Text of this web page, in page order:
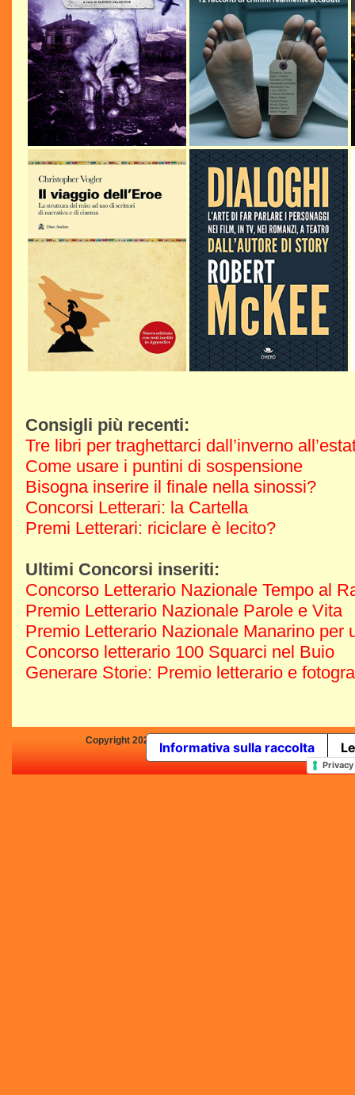
Consigli più recenti:
Tre libri per traghettarci dall’inverno
Come usare i puntini di sospensione
Bisogna inserire il finale nella sinossi?
Concorsi Letterari: la Cartella
Premi Letterari: riciclare è lecito?
Ultimi Concorsi inseriti:
Concorso Letterario Nazionale Tempo al
Premio Letterario Nazionale Parole e Vita
Premio Letterario Nazionale Manarino per
Concorso letterario 100 Squarci nel Buio
Generare Storie: Premio letterario e
Copyright 2025 by Concorsi-Letterari.it - P.IVA
In qualità di Affiliato
Informativa sulla raccolta